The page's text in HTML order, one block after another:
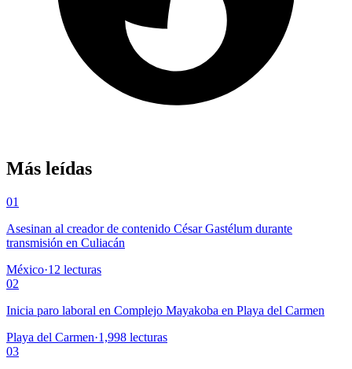
Más leídas
01
Asesinan al creador de contenido César Gastélum durante
transmisión en Culiacán
México·12 lecturas
02
Inicia paro laboral en Complejo Mayakoba en Playa del Carmen
Playa del Carmen·1,998 lecturas
03